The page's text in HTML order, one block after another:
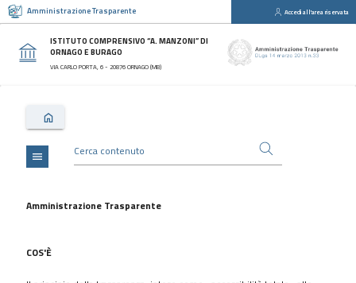
Amministrazione Trasparente Accedi all'area riservata
ISTITUTO COMPRENSIVO “A. MANZONI” DI
ORNAGO E BURAGO
VIA CARLO PORTA, 6 - 20876 ORNAGO (MB)
Sezioni
Disposizioni
Generali
Consulenti
collaboratori
Bandi
Performance
menu
Amministrazione Trasparente
COS'È